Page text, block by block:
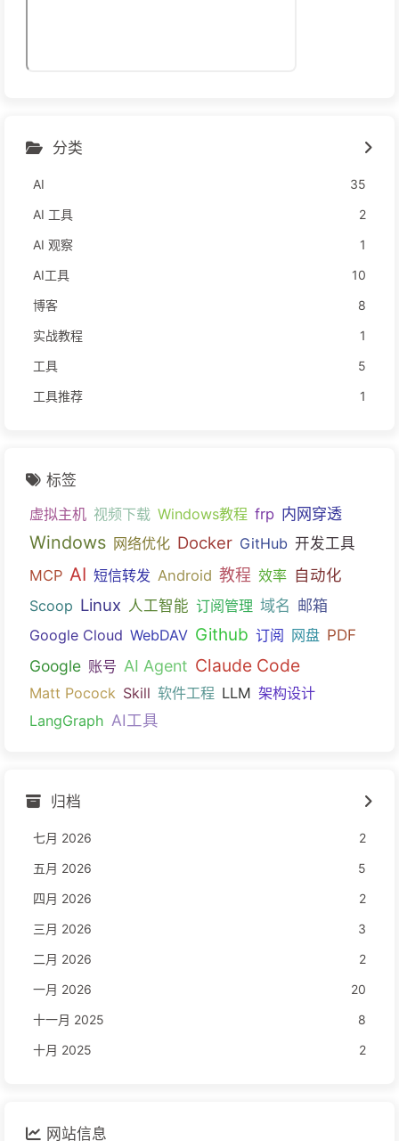
分类
AI
35
AI 工具
2
AI 观察
1
AI工具
10
博客
8
实战教程
1
工具
5
工具推荐
1
标签
虚拟主机 视频下载 Windows教程 frp 内网穿透
Windows 网络优化 Docker GitHub 开发工具
MCP AI 短信转发 Android 教程 效率 自动化
Scoop Linux 人工智能 订阅管理 域名 邮箱
Google Cloud WebDAV Github 订阅 网盘 PDF
Google 账号 AI Agent Claude Code
Matt Pocock Skill 软件工程 LLM 架构设计
LangGraph AI工具
归档
七月 2026
2
五月 2026
5
四月 2026
2
三月 2026
3
二月 2026
2
一月 2026
20
十一月 2025
8
十月 2025
2
网站信息